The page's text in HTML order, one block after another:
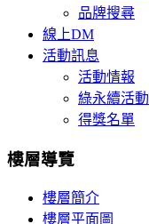
品牌搜尋
線上DM
活動訊息
活動情報
綠永續活動
得獎名單
樓層導覽
樓層簡介
樓層平面圖